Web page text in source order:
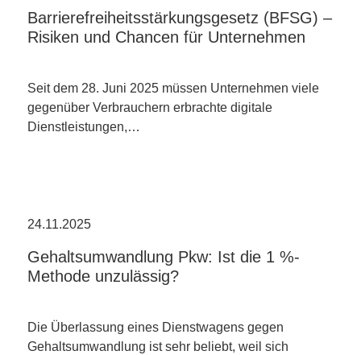
Barrierefreiheitsstärkungsgesetz (BFSG) –
Risiken und Chancen für Unternehmen
Seit dem 28. Juni 2025 müssen Unternehmen viele
gegenüber Verbrauchern erbrachte digitale
Dienstleistungen,…
24.11.2025
Gehaltsumwandlung Pkw: Ist die 1 %-
Methode unzulässig?
Die Überlassung eines Dienstwagens gegen
Gehaltsumwandlung ist sehr beliebt, weil sich